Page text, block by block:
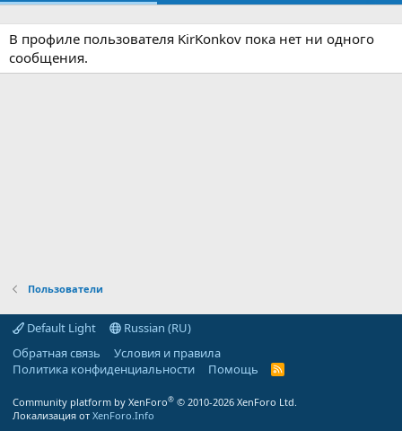
В профиле пользователя KirKonkov пока нет ни одного
сообщения.
Пользователи
Default Light
Russian (RU)
Обратная связь
Условия и правила
Политика конфиденциальности
Помощь
R
Community platform by XenForo® © 2010-2026 XenForo Ltd.
Локализация от XenForo.Info